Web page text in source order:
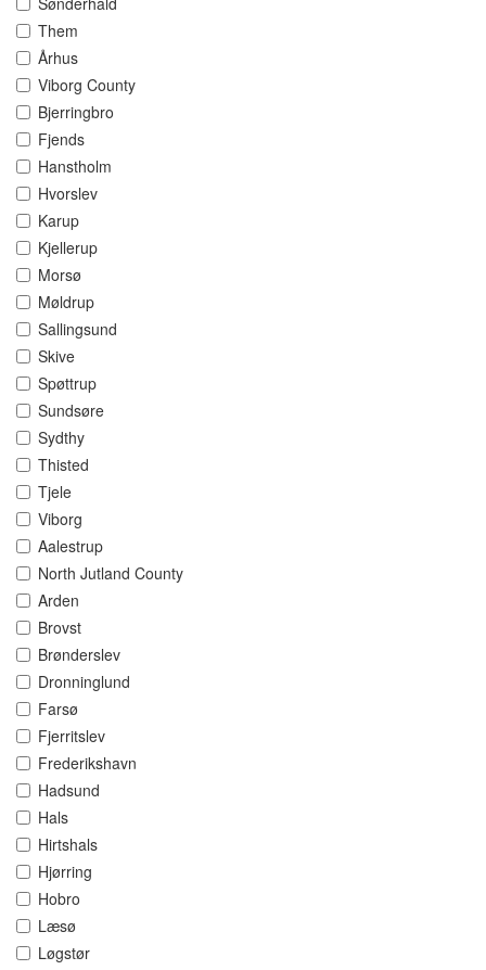
Them
Århus
Viborg County
Bjerringbro
Fjends
Hanstholm
Hvorslev
Karup
Kjellerup
Morsø
Møldrup
Sallingsund
Skive
Spøttrup
Sundsøre
Sydthy
Thisted
Tjele
Viborg
Aalestrup
North Jutland County
Arden
Brovst
Brønderslev
Dronninglund
Farsø
Fjerritslev
Frederikshavn
Hadsund
Hals
Hirtshals
Hjørring
Hobro
Læsø
Løgstør